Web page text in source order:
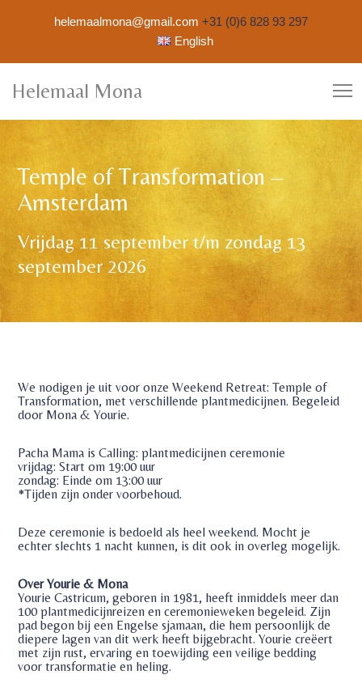
helemaalmona@gmail.com +31 (0)6 828 93 297
English
Helemaal Mona
Temple of Transformation –
Amsterdam
Vrijdag 11 september t/m zondag 13
september 2026
We nodigen je uit voor onze Weekend Retreat: Temple of
Transformation, met verschillende plantmedicijnen. Begeleid
door Mona & Yourie.
Pacha Mama is Calling: plantmedicijnen ceremonie
vrijdag: Start om 19:00 uur
zondag: Einde om 13:00 uur
*Tijden zijn onder voorbehoud.
Deze ceremonie is bedoeld als heel weekend. Mocht je
echter slechts 1 nacht kunnen, is dit ook in overleg mogelijk.
Over Yourie & Mona
Yourie Castricum, geboren in 1981, heeft inmiddels meer dan
100 plantmedicijnreizen en ceremonieweken begeleid. Zijn
pad begon bij een Engelse sjamaan, die hem persoonlijk de
diepere lagen van dit werk heeft bijgebracht. Yourie creëert
met zijn rust, ervaring en toewijding een veilige bedding
voor transformatie en heling.